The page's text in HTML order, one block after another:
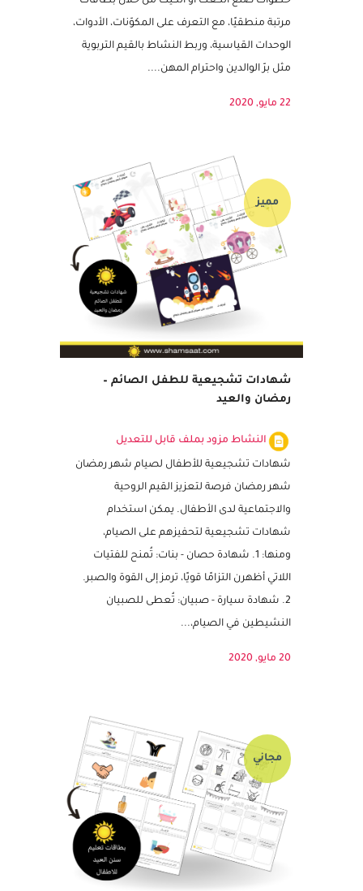
النشاط مزود بملف قابل للتعديل
نشاط مطبوع يساعد الطفل على تعلّم تسلسل
خطوات صنع الكعك أو الكيك من خلال بطاقات
مرتبة منطقيًا، مع التعرف على المكوّنات، الأدوات،
الوحدات القياسية، وربط النشاط بالقيم التربوية
شهادات تشجيعية للطفل الصائم –
رمضان والعيد
مميز
النشاط مزود بملف قابل للتعديل
شهادات تشجيعية للأطفال لصيام شهر رمضان
شهر رمضان فرصة لتعزيز القيم الروحية
والاجتماعية لدى الأطفال. يمكن استخدام
شهادات تشجيعية لتحفيزهم على الصيام،
ومنها: 1. شهادة حصان - بنات: تُمنح للفتيات
اللاتي أظهرن التزامًا قويًا، ترمز إلى القوة والصبر.
2. شهادة سيارة - صبيان: تُعطى للصبيان
مجاني